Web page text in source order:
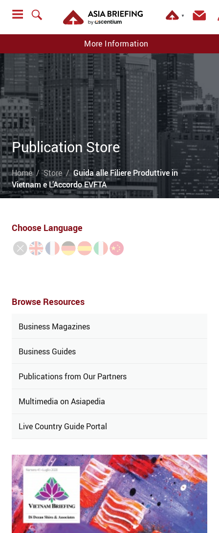
▼
More Information
Publication Store
Home Store
Guida alle Filiere Produttive in
Vietnam e L’Accordo EVFTA
Choose Language
Browse Resources
Business Magazines
Business Guides
Publications from Our Partners
Multimedia on Asiapedia
Live Country Guide Portal